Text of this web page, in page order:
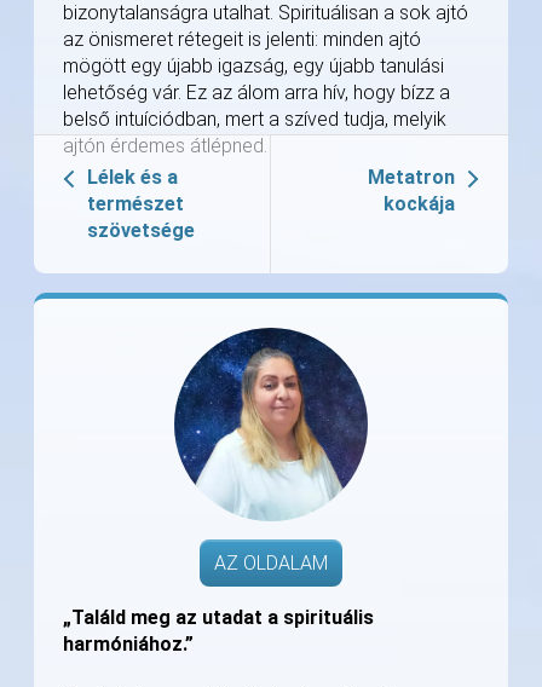
bizonytalanságra utalhat. Spirituálisan a sok ajtó
az önismeret rétegeit is jelenti: minden ajtó
mögött egy újabb igazság, egy újabb tanulási
lehetőség vár. Ez az álom arra hív, hogy bízz a
belső intuíciódban, mert a szíved tudja, melyik
ajtón érdemes átlépned.
Lélek és a
természet
szövetsége
Metatron
kockája
AZ OLDALAM
„Találd meg az utadat a spirituális
harmóniához.”